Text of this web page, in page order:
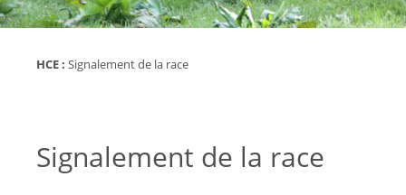
HCE : Signalement de la race
Signalement de la race